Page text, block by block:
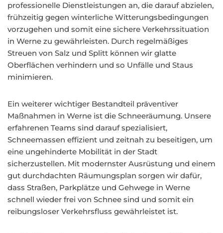
professionelle Dienstleistungen an, die darauf abzielen,
frühzeitig gegen winterliche Witterungsbedingungen
vorzugehen und somit eine sichere Verkehrssituation
in Werne zu gewährleisten. Durch regelmäßiges
Streuen von Salz und Splitt können wir glatte
Oberflächen verhindern und so Unfälle und Staus
minimieren.
Ein weiterer wichtiger Bestandteil präventiver
Maßnahmen in Werne ist die Schneeräumung. Unsere
erfahrenen Teams sind darauf spezialisiert,
Schneemassen effizient und zeitnah zu beseitigen, um
eine ungehinderte Mobilität in der Stadt
sicherzustellen. Mit modernster Ausrüstung und einem
gut durchdachten Räumungsplan sorgen wir dafür,
dass Straßen, Parkplätze und Gehwege in Werne
schnell wieder frei von Schnee sind und somit ein
reibungsloser Verkehrsfluss gewährleistet ist.